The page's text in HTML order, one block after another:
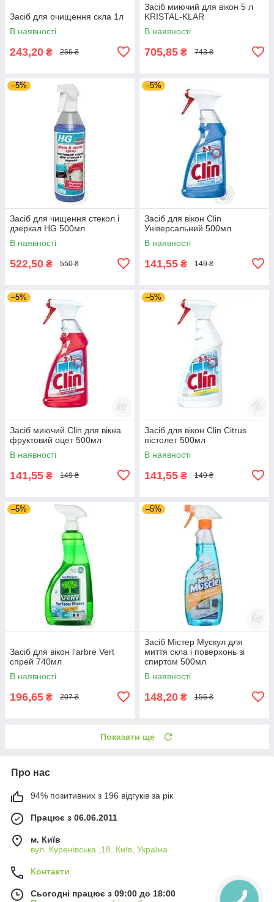
Засіб для очищення скла 1л
В наявності
243,20 ₴ 256 ₴
Засіб миючий для вікон 5 л
KRISTAL-KLAR
В наявності
705,85 ₴ 743 ₴
–5%
Засіб для чищення стекол і
дзеркал HG 500мл
В наявності
522,50 ₴ 550 ₴
–5%
Засіб для вікон Сlin
Універсальний 500мл
В наявності
141,55 ₴ 149 ₴
–5%
Засіб миючий Сlin для вікна
фруктовий оцет 500мл
В наявності
141,55 ₴ 149 ₴
–5%
Засіб для вікон Сlin Citrus
пістолет 500мл
В наявності
141,55 ₴ 149 ₴
–5%
Засіб для вікон l'arbre Vert
спрей 740мл
В наявності
196,65 ₴ 207 ₴
–5%
Засіб Містер Мускул для
миття скла і поверхонь зі
спиртом 500мл
В наявності
148,20 ₴ 156 ₴
Показати ще
Про нас
94% позитивних з 196 відгуків за рік
Працює з 06.06.2011
м. Київ
вул. Куренівська ,18, Київ, Україна
Контакти
Сьогодні працює з 09:00 до 18:00